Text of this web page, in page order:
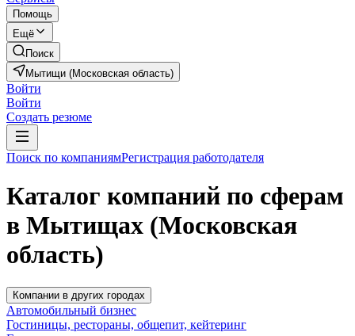
Помощь
Ещё
Поиск
Мытищи (Московская область)
Войти
Войти
Создать резюме
Поиск по компаниямРегистрация работодателя
Каталог компаний по сферам
в Мытищах (Московская
область)
Компании в других городах
Автомобильный бизнес
Гостиницы, рестораны, общепит, кейтеринг